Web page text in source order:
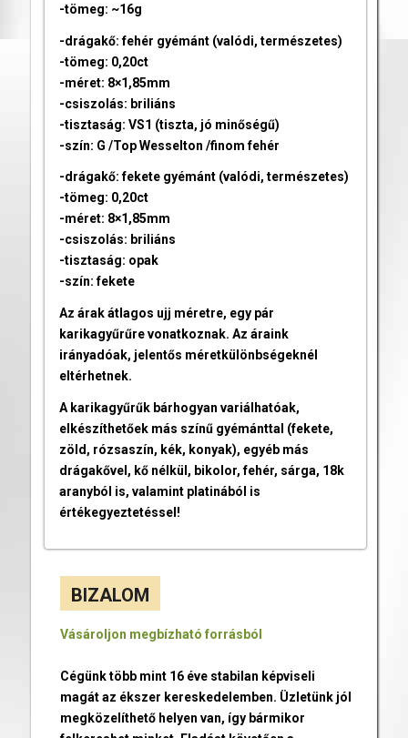
-tömeg: ~16g
-drágakő: fehér gyémánt (valódi, természetes)
-tömeg: 0,20ct
-méret: 8×1,85mm
-csiszolás: briliáns
-tisztaság: VS1 (tiszta, jó minőségű)
-szín: G /Top Wesselton /finom fehér
-drágakő: fekete gyémánt (valódi, természetes)
-tömeg: 0,20ct
-méret: 8×1,85mm
-csiszolás: briliáns
-tisztaság: opak
-szín: fekete
Az árak átlagos ujj méretre, egy pár
karikagyűrűre vonatkoznak. Az áraink
irányadóak, jelentős méretkülönbségeknél
eltérhetnek.
A karikagyűrűk bárhogyan variálhatóak,
elkészíthetőek más színű gyémánttal (fekete,
zöld, rózsaszín, kék, konyak), egyéb más
drágakővel, kő nélkül, bikolor, fehér, sárga, 18k
aranyból is, valamint platinából is
értékegyeztetéssel!
BIZALOM
Vásároljon megbízható forrásból
Cégünk több mint 16 éve stabilan képviseli
magát az ékszer kereskedelemben. Üzletünk jól
megközelíthető helyen van, így bármikor